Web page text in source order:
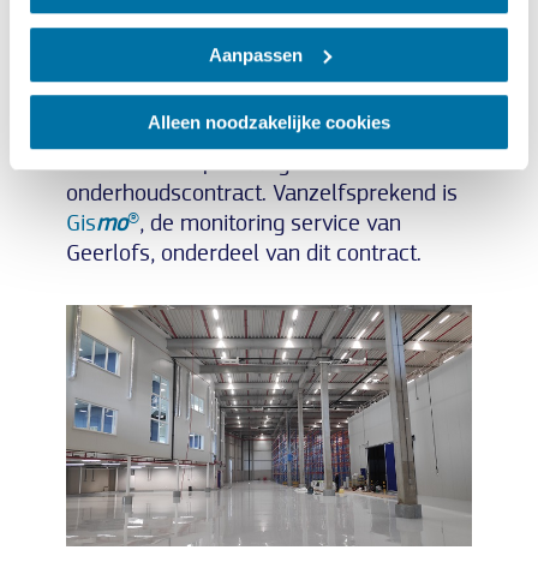
Aanpassen
Alleen noodzakelijke cookies
DSV Air & Sea op Schiphol Rozenburg is
zo klaar voor de strengste eisen die haar
klanten kunnen stellen. En Geerlofs
Koeltechniek is trots dat het daar ook in
de komende jaren aan blijft bijdragen
middels een op maat gemaakt
onderhoudscontract. Vanzelfsprekend is
Gismo®, de monitoring service van
Geerlofs, onderdeel van dit contract.